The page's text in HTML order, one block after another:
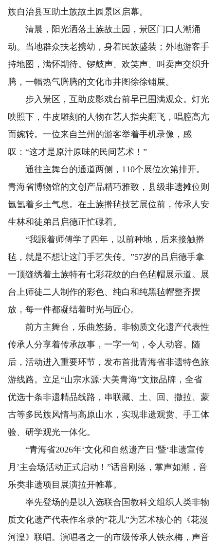
族自治县互助土族故土园景区启幕。
清晨，阳光洒落土族故土园，景区门口人潮涌
动。当地群众扶老携幼，身着民族盛装；外地游客手
持地图，满怀期待。锣鼓声、欢笑声、叫卖声交织升
腾，一幅热气腾腾的文化市井图徐徐铺展。
步入景区，互助皮影戏台前早已围满观众。灯光
映照下，牛皮雕刻的人物在艺人指尖翻飞，唱腔高亢
而婉转。一位来自兰州的游客举着手机录像，感
叹：“这才是原汁原味的民间艺术！”
通往主舞台的通道两侧，110个展位次第排开。
青海省博物馆的文创产品精巧雅致，县级非遗摊位则
氤氲着乡土气息。在土族擀毡技艺展位前，传承人安
生林和徒弟吕启德正忙碌着。
“我跟着师傅学了四年，以前种地，后来接触擀
毡，就是不想让这门手艺失传。”57岁的吕启德手拿
一顶缝绣着土族特有七彩花纹的白色毡帽展示道。展
台上师徒二人制作的彩色、纯白和纯黑毡帽整齐摆
放，每一件都凝结着时光与匠心。
前方主舞台，乐曲悠扬。非物质文化遗产代表性
传承人分享着传承故事，一字一句，令人动容。随
后，活动进入重要环节，发布首批青海省非遗特色旅
游线路。立足“山宗水源·大美青海”文旅品牌，全省
优选十条非遗精品线路，串联藏、土、回、撒拉、蒙
古等多民族风情与高原山水，实现非遗观赏、手工体
验、研学观光一体化。
“青海省2026年‘文化和自然遗产日’暨‘非遗宣传
月’主会场活动正式启动！”话音刚落，掌声如潮，音
乐类非遗项目展演拉开帷幕。
率先登场的是以入选联合国教科文组织人类非物
质文化遗产代表作名录的“花儿”为艺术核心的《花漫
河湟》联唱。演唱者之一的市级传承人铁永梅，声音